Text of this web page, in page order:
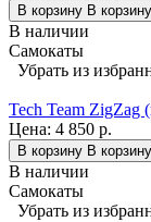
В корзину В корзину
В наличии
Самокаты
Убрать из
Tech Team ZigZag
Цена: 4 850 р.
В корзину В корзину
В наличии
Самокаты
Убрать из